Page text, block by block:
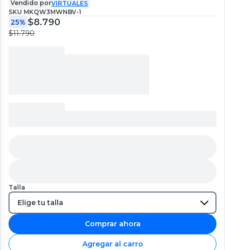
Vendido porVIRTUALES
SKU MKQW3MWNBV-1
25% $8.790
$11.790
Talla
Comprar ahora
Agregar al carro